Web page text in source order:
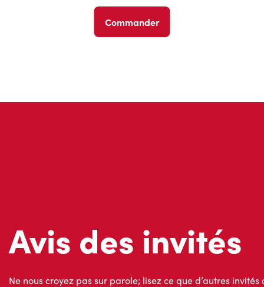
Commander
Avis des invités